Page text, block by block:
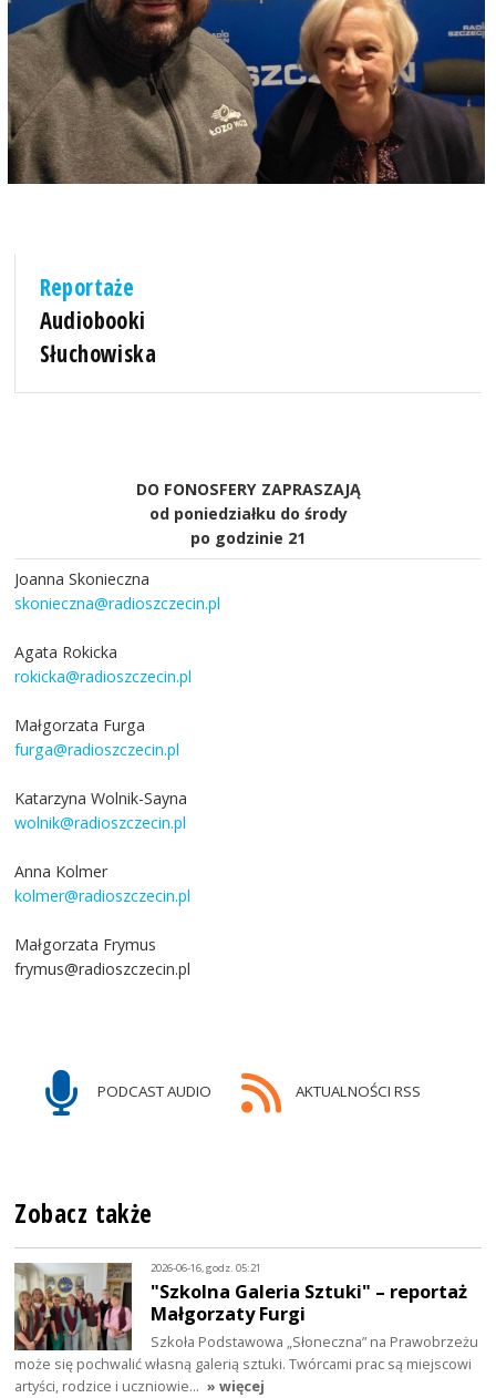
Reportaże
Audiobooki
Słuchowiska
DO FONOSFERY ZAPRASZAJĄ
od poniedziałku do środy
po godzinie 21
Joanna Skonieczna
skonieczna@radioszczecin.pl
Agata Rokicka
rokicka@radioszczecin.pl
Małgorzata Furga
furga@radioszczecin.pl
Katarzyna Wolnik-Sayna
wolnik@radioszczecin.pl
Anna Kolmer
kolmer@radioszczecin.pl
Małgorzata Frymus
frymus@radioszczecin.pl
PODCAST AUDIO AKTUALNOŚCI RSS
Zobacz także
2026-06-16, godz. 05:21
"Szkolna Galeria Sztuki" – reportaż
Małgorzaty Furgi
Szkoła Podstawowa „Słoneczna” na Prawobrzeżu
może się pochwalić własną galerią sztuki. Twórcami prac są miejscowi
artyści, rodzice i uczniowie… » więcej